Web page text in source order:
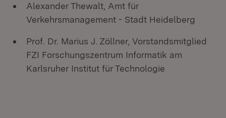
Alexander Thewalt, Amt für
Verkehrsmanagement - Stadt Heidelberg
Prof. Dr. Marius J. Zöllner, Vorstandsmitglied
FZI Forschungszentrum Informatik am
Karlsruher Institut für Technologie